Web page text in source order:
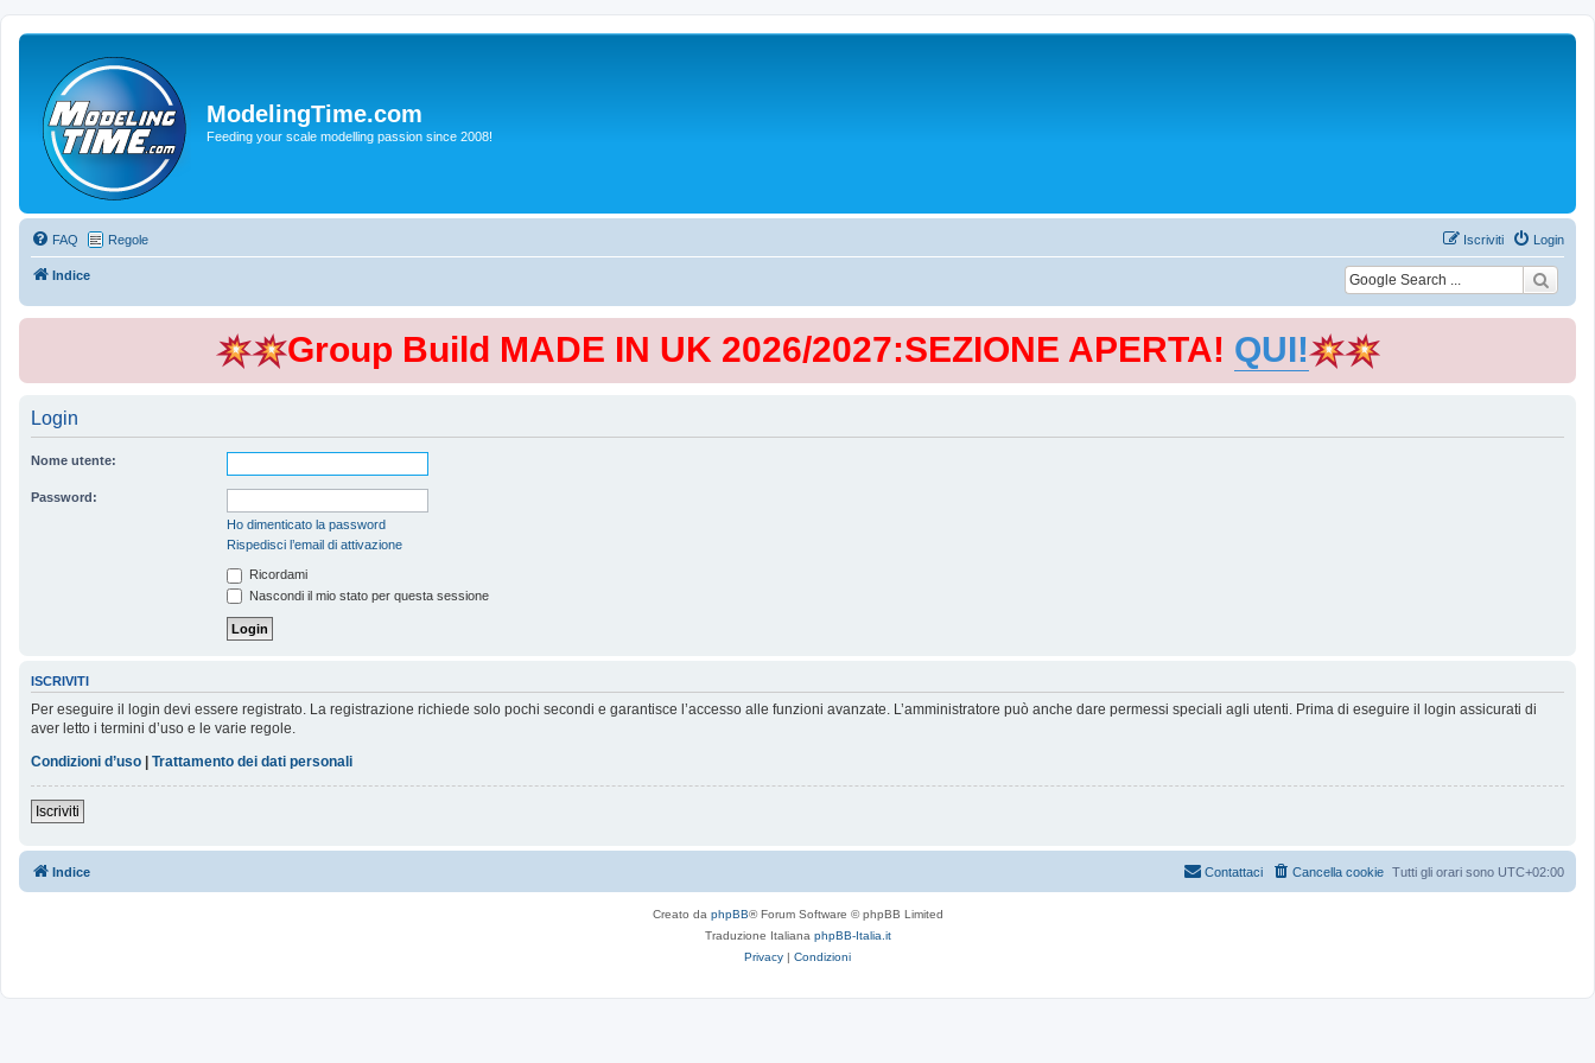
ModelingTime.com
Feeding your scale modelling passion since 2008!
FAQ Regole Login
Iscriviti
Indice
Group Build MADE IN UK 2026/2027:SEZIONE APERTA! QUI!
Login
Nome utente:
Password:
Ho dimenticato la password
Rispedisci l’email di attivazione
Ricordami
Nascondi il mio stato per questa sessione
ISCRIVITI
Per eseguire il login devi essere registrato. La registrazione richiede solo pochi secondi e garantisce l’accesso alle funzioni avanzate. L’amministratore può anche dare permessi speciali agli utenti. Prima di eseguire il login assicurati di
aver letto i termini d’uso e le varie regole.
Condizioni d’uso | Trattamento dei dati personali
Iscriviti
Indice Tutti gli orari sono UTC+02:00
Cancella cookie
Contattaci
Creato da phpBB® Forum Software © phpBB Limited
Traduzione Italiana phpBB-Italia.it
Privacy | Condizioni